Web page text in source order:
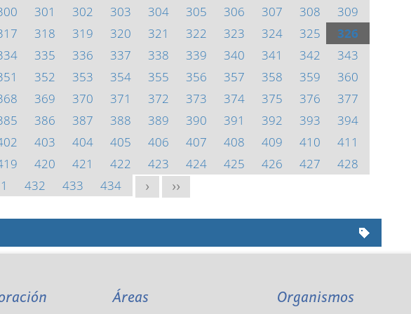
301 302 303 304 305 306 307 308
309
318 319 320 321 322 323 324 325
326
335 336 337 338 339 340 341 342
343
352 353 354 355 356 357 358 359
360
369 370 371 372 373 374 375 376
377
386 387 388 389 390 391 392 393
394
403 404 405 406 407 408 409 410
411
420 421 422 423 424 425 426 427
428
432 433 434 > >>
Áreas Organismos